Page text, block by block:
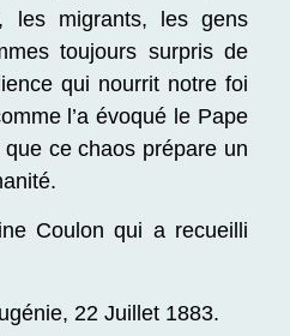
les migrants, les gens
toujours surpris de
qui nourrit notre foi
l’a évoqué le Pape
ce chaos prépare un
Coulon qui a recueilli
22 Juillet 1883.